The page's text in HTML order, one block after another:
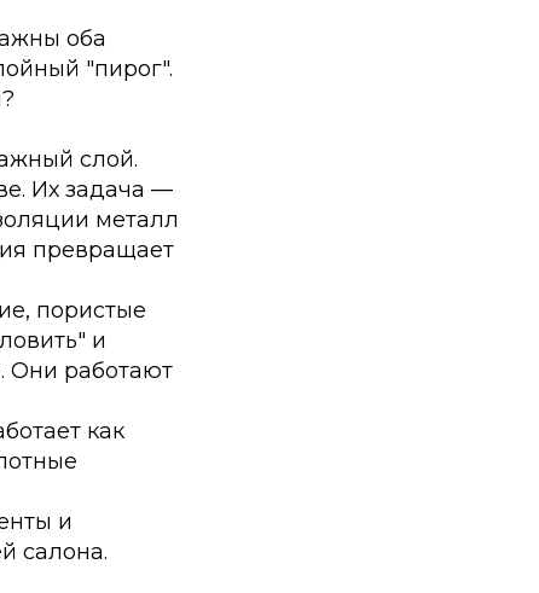
оба
"пирог".
слой.
Их задача —
металл
превращает
пористые
и
Они работают
как
и
салона.